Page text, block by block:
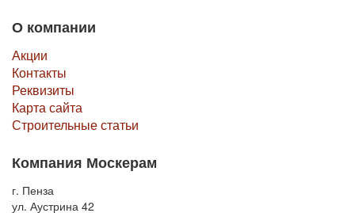
О компании
Акции
Контакты
Реквизиты
Карта сайта
Строительные статьи
Компания Москерам
г. Пенза
ул. Аустрина 42